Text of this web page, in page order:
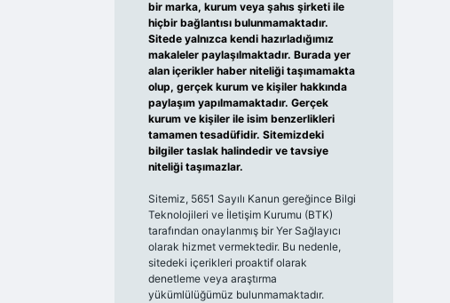
bir marka, kurum veya şahıs şirketi ile
hiçbir bağlantısı bulunmamaktadır.
Sitede yalnızca kendi hazırladığımız
makaleler paylaşılmaktadır. Burada yer
alan içerikler haber niteliği taşımamakta
olup, gerçek kurum ve kişiler hakkında
paylaşım yapılmamaktadır. Gerçek
kurum ve kişiler ile isim benzerlikleri
tamamen tesadüfidir. Sitemizdeki
bilgiler taslak halindedir ve tavsiye
niteliği taşımazlar.
Sitemiz, 5651 Sayılı Kanun gereğince Bilgi
Teknolojileri ve İletişim Kurumu (BTK)
tarafından onaylanmış bir Yer Sağlayıcı
olarak hizmet vermektedir. Bu nedenle,
sitedeki içerikleri proaktif olarak
denetleme veya araştırma
yükümlülüğümüz bulunmamaktadır.